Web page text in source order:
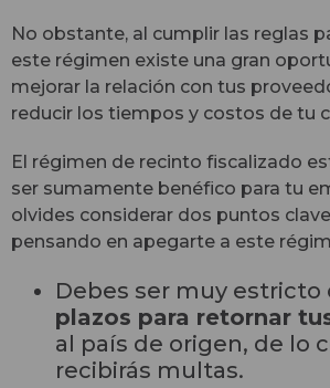
No obstante, al cumplir las reglas
este régimen existe una gran
mejorar la relación con tus
reducir los tiempos y costos de tu
El régimen de recinto fiscalizado
ser sumamente benéfico para tu
olvides considerar dos puntos
pensando en apegarte a este
Debes ser muy estricto
plazos para retornar
al país de origen, de lo
recibirás multas.